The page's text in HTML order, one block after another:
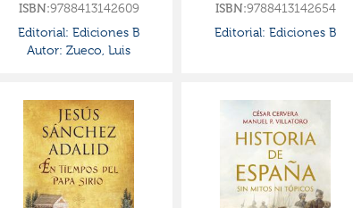
ISBN:9788413142609
Editorial: Ediciones B
Autor: Zueco, Luis
ISBN:9788413142654
Editorial: Ediciones B